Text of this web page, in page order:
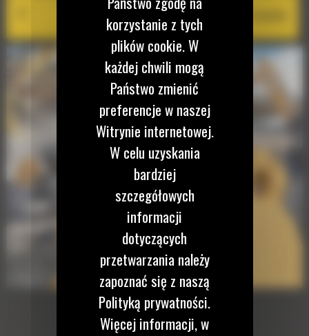
Cat PL161 Attachment Locator
korzystanie z tych
plików cookie. W
każdej chwili mogą
Państwo zmienić
preferencje w naszej
Witrynie internetowej.
W celu uzyskania
bardziej
szczegółowych
informacji
dotyczących
przetwarzania należy
zapoznać się z naszą
Polityką prywatności.
Więcej informacji, w